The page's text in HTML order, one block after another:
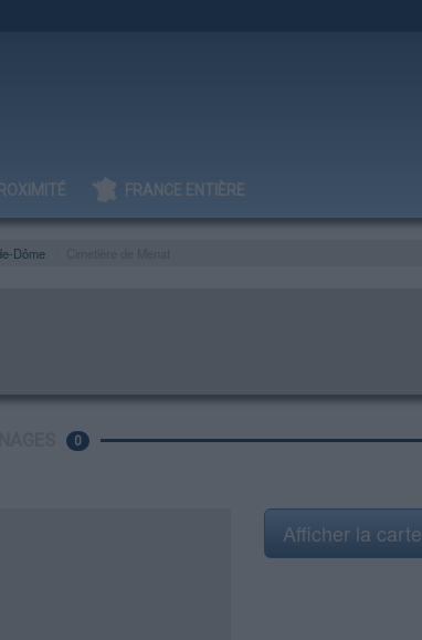
FRANCE ENTIÈRE
Dôme
0
Afficher la carte